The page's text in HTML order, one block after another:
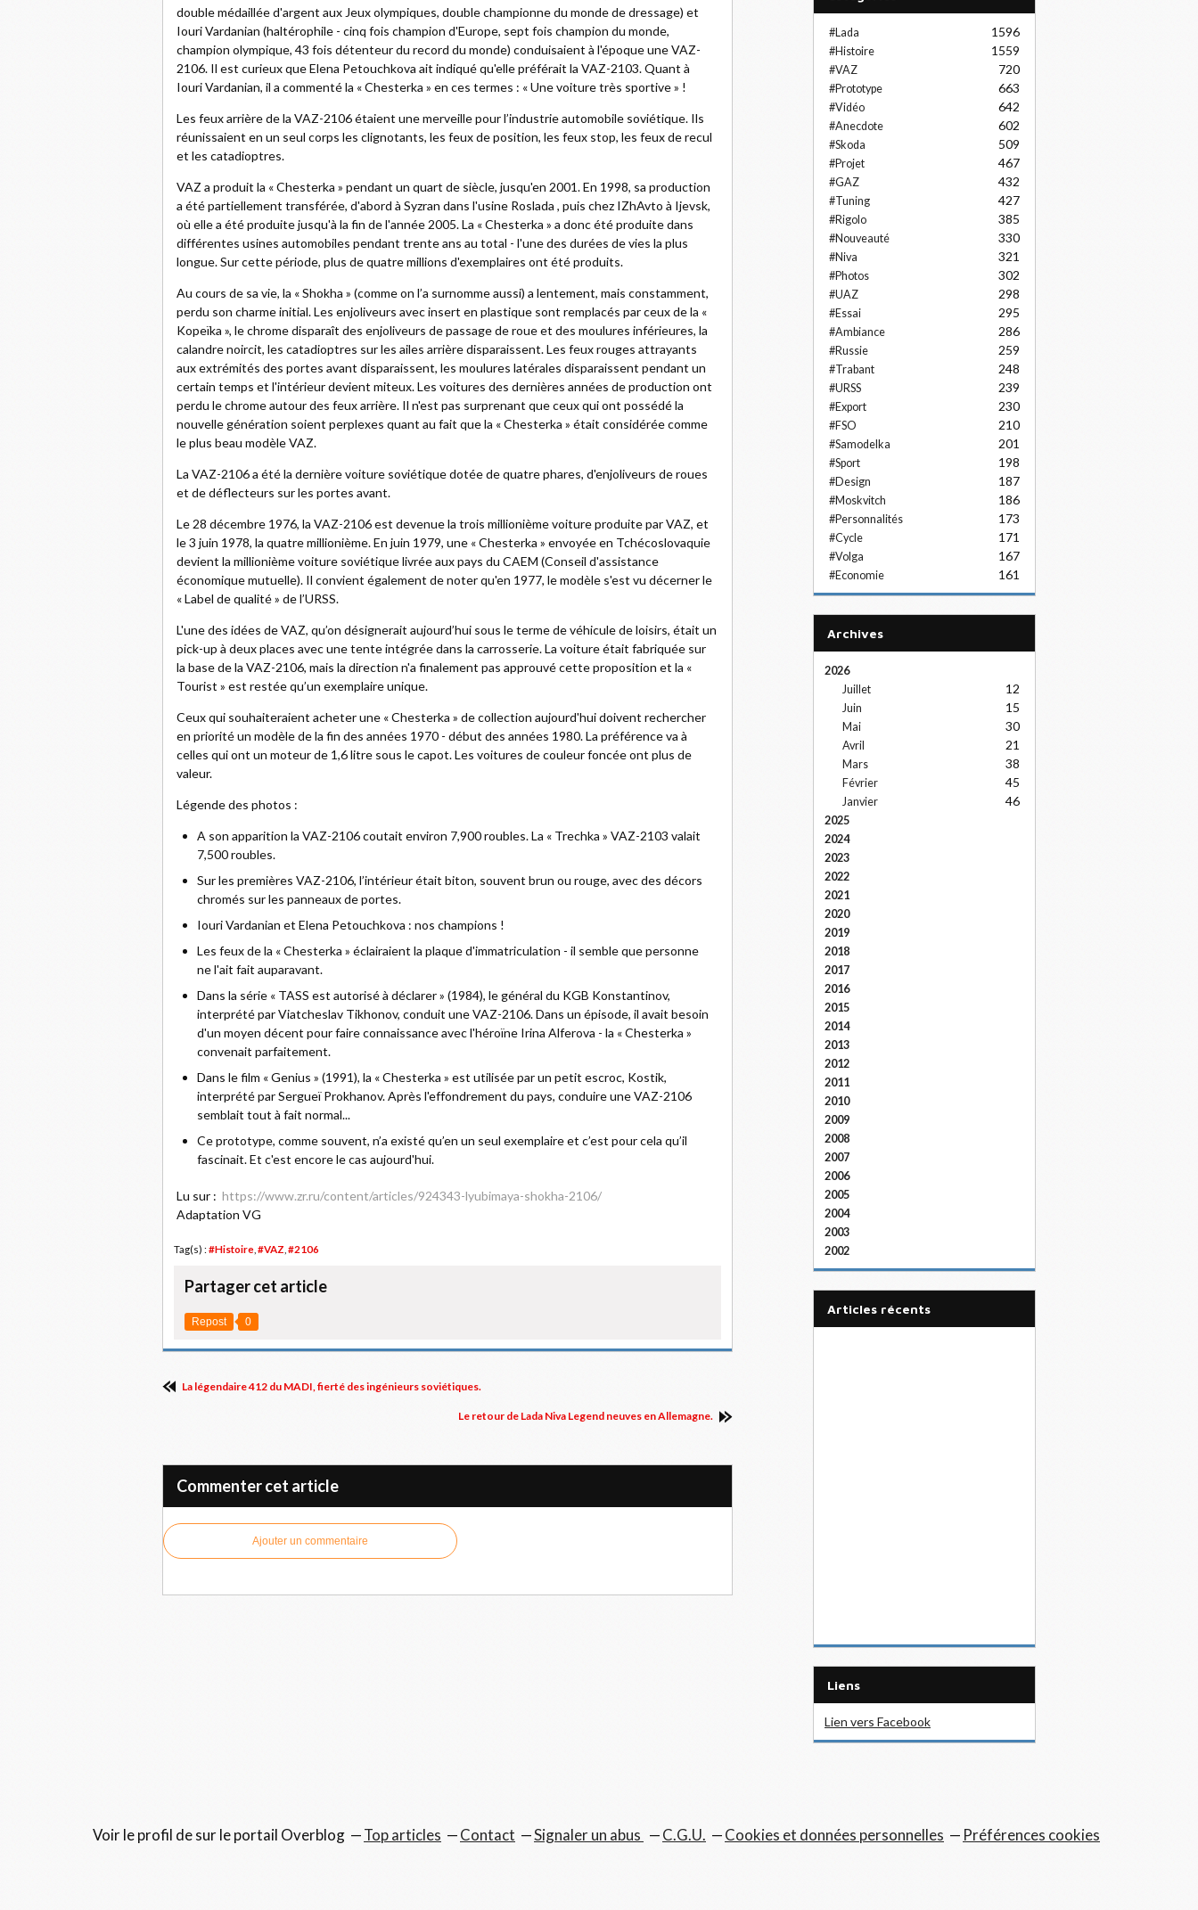
double médaillée d'argent aux Jeux olympiques, double championne du monde de dressage) et
Iouri Vardanian (haltérophile - cinq fois champion d'Europe, sept fois champion du monde,
champion olympique, 43 fois détenteur du record du monde) conduisaient à l'époque une VAZ-
2106. Il est curieux que Elena Petouchkova ait indiqué qu'elle préférait la VAZ-2103. Quant à
Iouri Vardanian, il a commenté la « Chesterka » en ces termes : « Une voiture très sportive » !
Les feux arrière de la VAZ-2106 étaient une merveille pour l’industrie automobile soviétique. Ils
réunissaient en un seul corps les clignotants, les feux de position, les feux stop, les feux de recul
et les catadioptres.
VAZ a produit la « Chesterka » pendant un quart de siècle, jusqu'en 2001. En 1998, sa production
a été partiellement transférée, d'abord à Syzran dans l'usine Roslada , puis chez IZhAvto à Ijevsk,
où elle a été produite jusqu'à la fin de l'année 2005. La « Chesterka » a donc été produite dans
différentes usines automobiles pendant trente ans au total - l'une des durées de vies la plus
longue. Sur cette période, plus de quatre millions d'exemplaires ont été produits.
Au cours de sa vie, la « Shokha » (comme on l’a surnomme aussi) a lentement, mais constamment,
perdu son charme initial. Les enjoliveurs avec insert en plastique sont remplacés par ceux de la «
Kopeïka », le chrome disparaît des enjoliveurs de passage de roue et des moulures inférieures, la
calandre noircit, les catadioptres sur les ailes arrière disparaissent. Les feux rouges attrayants
aux extrémités des portes avant disparaissent, les moulures latérales disparaissent pendant un
certain temps et l'intérieur devient miteux. Les voitures des dernières années de production ont
perdu le chrome autour des feux arrière. Il n'est pas surprenant que ceux qui ont possédé la
nouvelle génération soient perplexes quant au fait que la « Chesterka » était considérée comme
le plus beau modèle VAZ.
La VAZ-2106 a été la dernière voiture soviétique dotée de quatre phares, d'enjoliveurs de roues
et de déflecteurs sur les portes avant.
Le 28 décembre 1976, la VAZ-2106 est devenue la trois millionième voiture produite par VAZ, et
le 3 juin 1978, la quatre millionième. En juin 1979, une « Chesterka » envoyée en Tchécoslovaquie
devient la millionième voiture soviétique livrée aux pays du CAEM (Conseil d'assistance
économique mutuelle). Il convient également de noter qu'en 1977, le modèle s'est vu décerner le
« Label de qualité » de l’URSS.
L'une des idées de VAZ, qu’on désignerait aujourd’hui sous le terme de véhicule de loisirs, était un
pick-up à deux places avec une tente intégrée dans la carrosserie. La voiture était fabriquée sur
la base de la VAZ-2106, mais la direction n'a finalement pas approuvé cette proposition et la «
Tourist » est restée qu’un exemplaire unique.
Ceux qui souhaiteraient acheter une « Chesterka » de collection aujourd'hui doivent rechercher
en priorité un modèle de la fin des années 1970 - début des années 1980. La préférence va à
celles qui ont un moteur de 1,6 litre sous le capot. Les voitures de couleur foncée ont plus de
valeur.
Légende des photos :
A son apparition la VAZ-2106 coutait environ 7,900 roubles. La « Trechka » VAZ-2103 valait
7,500 roubles.
Sur les premières VAZ-2106, l’intérieur était biton, souvent brun ou rouge, avec des décors
chromés sur les panneaux de portes.
Iouri Vardanian et Elena Petouchkova : nos champions !
Les feux de la « Chesterka » éclairaient la plaque d'immatriculation - il semble que personne
ne l'ait fait auparavant.
Dans la série « TASS est autorisé à déclarer » (1984), le général du KGB Konstantinov,
interprété par Viatcheslav Tikhonov, conduit une VAZ-2106. Dans un épisode, il avait besoin
d'un moyen décent pour faire connaissance avec l'héroïne Irina Alferova - la « Chesterka »
convenait parfaitement.
Dans le film « Genius » (1991), la « Chesterka » est utilisée par un petit escroc, Kostik,
interprété par Sergueï Prokhanov. Après l'effondrement du pays, conduire une VAZ-2106
semblait tout à fait normal...
Ce prototype, comme souvent, n’a existé qu’en un seul exemplaire et c’est pour cela qu’il
fascinait. Et c'est encore le cas aujourd'hui.
Lu sur : https://www.zr.ru/content/articles/924343-lyubimaya-shokha-2106/
Adaptation VG
Tag(s) : #Histoire #VAZ #2106
Partager cet article
Repost 0
La légendaire 412 du MADI, fierté des ingénieurs soviétiques.
Le retour de Lada Niva Legend neuves en Allemagne.
Commenter cet article
Ajouter un commentaire
#Lada 1596
#Histoire 1559
#VAZ 720
#Prototype 663
#Vidéo 642
#Anecdote 602
#Skoda 509
#Projet 467
#GAZ 432
#Tuning 427
#Rigolo 385
#Nouveauté 330
#Niva 321
#Photos 302
#UAZ 298
#Essai 295
#Ambiance 286
#Russie 259
#Trabant 248
#URSS 239
#Export 230
#FSO 210
#Samodelka 201
#Sport 198
#Design 187
#Moskvitch 186
#Personnalités 173
#Cycle 171
#Volga 167
#Economie 161
Archives
2026
Juillet
12
Juin 15
Mai 30
Avril 21
Mars 38
Février 45
Janvier 46
2025
2024
2023
2022
2021
2020
2019
2018
2017
2016
2015
2014
2013
2012
2011
2010
2009
2008
2007
2006
2005
2004
2003
2002
articles récents
Liens
Lien vers Facebook
Voir le profil desur le portail Overblog Top articles Contact Signaler un abus C.G.U. Cookies et données personnelles Préférences cookies